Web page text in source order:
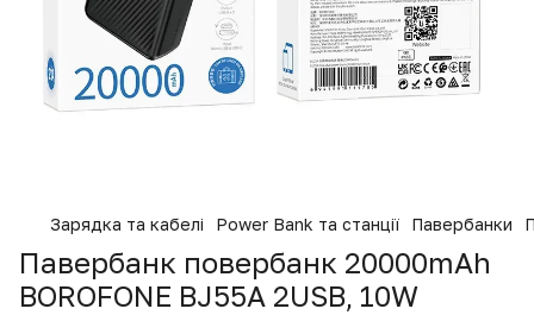
Зарядка та кабелі Power Bank та станції Павербанки
Павербанк повербанк 20000mAh
BOROFONE BJ55A 2USB, 10W